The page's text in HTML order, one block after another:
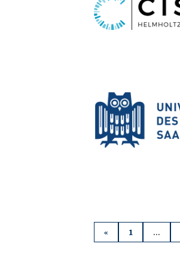
« 1 ...